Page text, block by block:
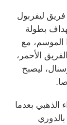
ليفربول
بطولة
الموسم، مع
الأحمر،
ليصبح
الذهبي بعدما
في 38 مباراة بالدوري